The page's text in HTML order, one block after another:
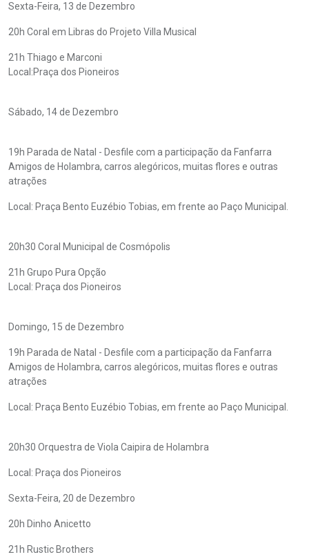
Sexta-Feira, 13 de Dezembro
20h Coral em Libras do Projeto Villa Musical
21h Thiago e Marconi
Local:Praça dos Pioneiros
Sábado, 14 de Dezembro
19h Parada de Natal - Desfile com a participação da Fanfarra
Amigos de Holambra, carros alegóricos, muitas flores e outras
atrações
Local: Praça Bento Euzébio Tobias, em frente ao Paço Municipal.
20h30 Coral Municipal de Cosmópolis
21h Grupo Pura Opção
Local: Praça dos Pioneiros
Domingo, 15 de Dezembro
19h Parada de Natal - Desfile com a participação da Fanfarra
Amigos de Holambra, carros alegóricos, muitas flores e outras
atrações
Local: Praça Bento Euzébio Tobias, em frente ao Paço Municipal.
20h30 Orquestra de Viola Caipira de Holambra
Local: Praça dos Pioneiros
Sexta-Feira, 20 de Dezembro
20h Dinho Anicetto
21h Rustic Brothers